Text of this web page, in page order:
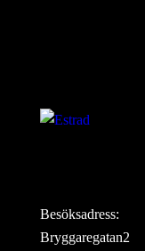
Besöksadress:
Bryggaregatan2